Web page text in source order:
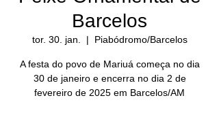
Barcelos
tor. 30. jan.
  |
Piabódromo/Barcelos
A festa do povo de Mariuá começa no dia
30 de janeiro e encerra no dia 2 de
fevereiro de 2025 em Barcelos/AM